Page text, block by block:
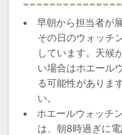
早朝から担当者が
その日のウォッチ
しています。天候
い場合はホエール
る可能性がありま
い。
ホエールウォッチ
は、朝8時過ぎに